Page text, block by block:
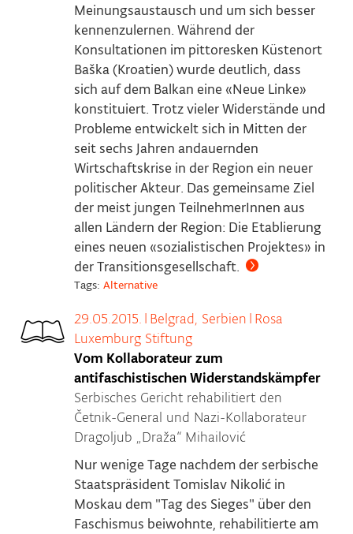
Meinungsaustausch und um sich besser
kennenzulernen. Während der
Konsultationen im pittoresken Küstenort
Baška (Kroatien) wurde deutlich, dass
sich auf dem Balkan eine «Neue Linke»
konstituiert. Trotz vieler Widerstände und
Probleme entwickelt sich in Mitten der
seit sechs Jahren andauernden
Wirtschaftskrise in der Region ein neuer
politischer Akteur. Das gemeinsame Ziel
der meist jungen TeilnehmerInnen aus
allen Ländern der Region: Die Etablierung
eines neuen «sozialistischen Projektes» in
der Transitionsgesellschaft.
Tags:Alternative
29.05.2015. | Belgrad, Serbien | Rosa
Luxemburg Stiftung
Vom Kollaborateur zum
antifaschistischen Widerstandskämpfer
Serbisches Gericht rehabilitiert den
Četnik-General und Nazi-Kollaborateur
Dragoljub „Draža“ Mihailović
Nur wenige Tage nachdem der serbische
Staatspräsident Tomislav Nikolić in
Moskau dem "Tag des Sieges" über den
Faschismus beiwohnte, rehabilitierte am